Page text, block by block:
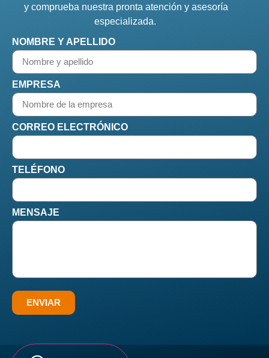
y comprueba nuestra pronta atención y asesoría
especializada.
NOMBRE Y APELLIDO
EMPRESA
CORREO ELECTRÓNICO
TELÉFONO
MENSAJE
ENVIAR